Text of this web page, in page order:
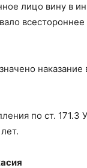
лицо вину в
всестороннее
по ст. 171.3